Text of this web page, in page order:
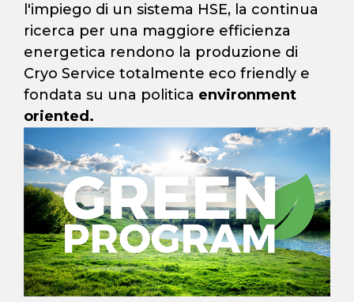
l'impiego di un sistema HSE, la continua
ricerca per una maggiore efficienza
energetica rendono la produzione di
Cryo Service totalmente eco friendly e
fondata su una politica environment
oriented.